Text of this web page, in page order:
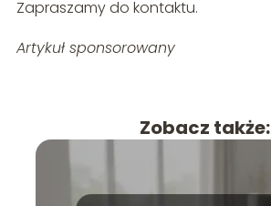
Zapraszamy do kontaktu.
Artykuł sponsorowany
Zobacz także: